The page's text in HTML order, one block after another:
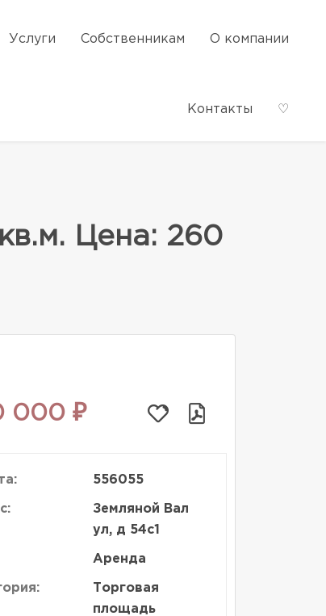
Услуги Собственникам О компании
Контакты ♡
Цена: 260
000 ₽
556055
Земляной Вал
ул, д 54с1
Аренда
Торговая
площадь